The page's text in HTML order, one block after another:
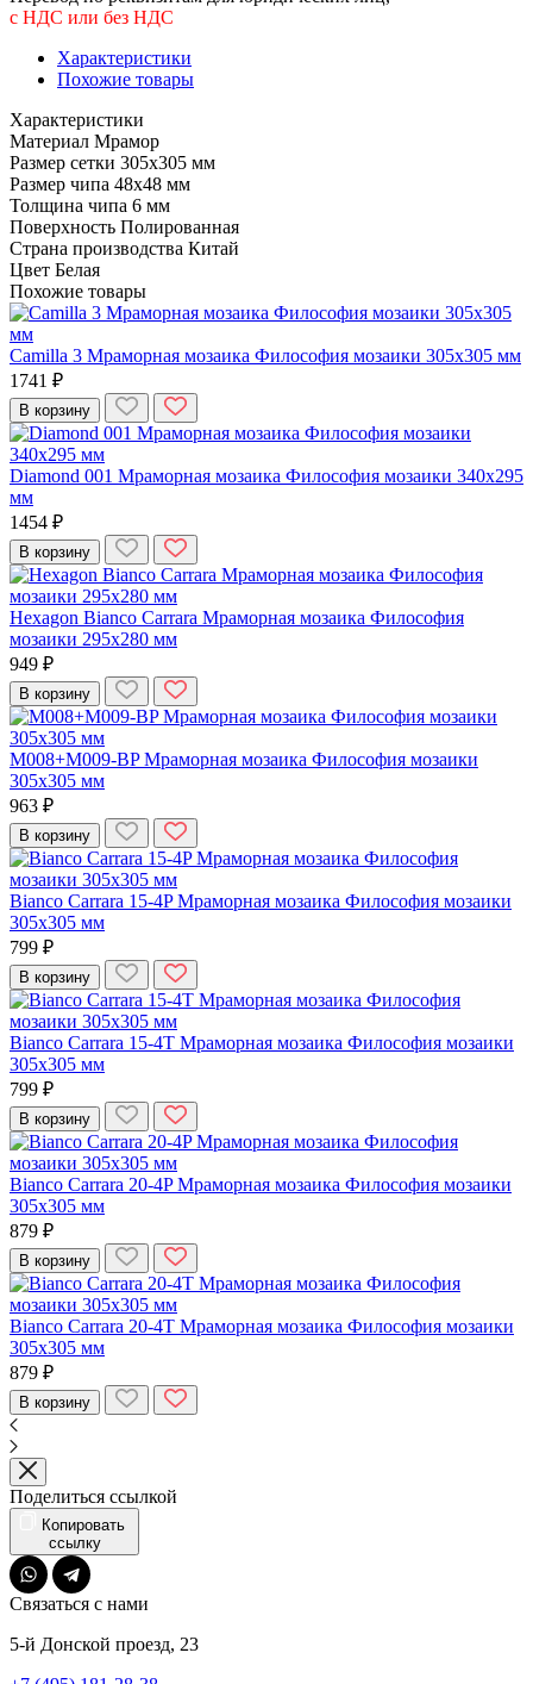
с НДС или без НДС
Характеристики
Похожие товары
Характеристики
Материал Мрамор
Размер сетки 305x305 мм
Размер чипа 48x48 мм
Толщина чипа 6 мм
Поверхность Полированная
Страна производства Китай
Цвет Белая
Похожие товары
Camilla 3 Мраморная мозаика Философия мозаики 305x305 мм
1741 ₽
В корзину
Diamond 001 Мраморная мозаика Философия мозаики 340x295
мм
1454 ₽
В корзину
Hexagon Bianco Carrara Мраморная мозаика Философия
мозаики 295x280 мм
949 ₽
В корзину
M008+M009-BP Мраморная мозаика Философия мозаики
305x305 мм
963 ₽
В корзину
Bianco Carrara 15-4P Мраморная мозаика Философия мозаики
305x305 мм
799 ₽
В корзину
Bianco Carrara 15-4T Мраморная мозаика Философия мозаики
305x305 мм
799 ₽
В корзину
Bianco Carrara 20-4P Мраморная мозаика Философия мозаики
305x305 мм
879 ₽
В корзину
Bianco Carrara 20-4T Мраморная мозаика Философия мозаики
305x305 мм
879 ₽
В корзину
Поделиться ссылкой
Копировать
ссылку
Связаться с нами
5-й Донской проезд, 23